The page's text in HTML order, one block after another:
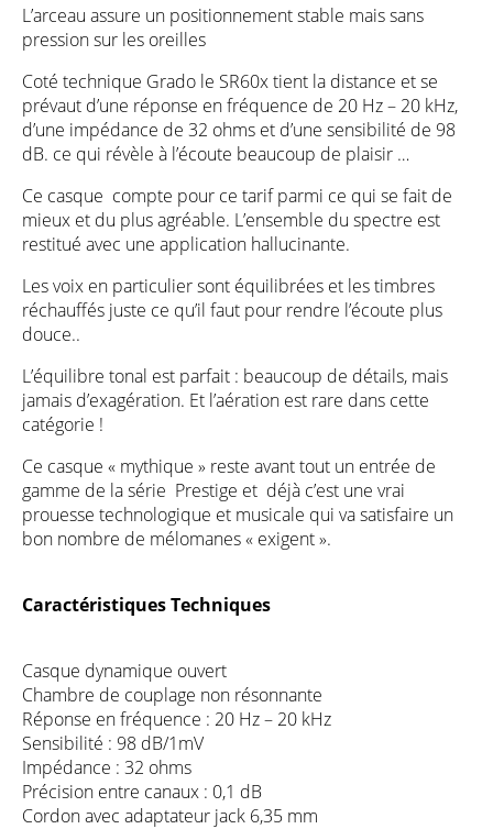
L’arceau assure un positionnement stable mais sans
pression sur les oreilles
Coté technique Grado le SR60x tient la distance et se
prévaut d’une réponse en fréquence de 20 Hz – 20 kHz,
d’une impédance de 32 ohms et d’une sensibilité de 98
dB. ce qui révèle à l’écoute beaucoup de plaisir …
Ce casque compte pour ce tarif parmi ce qui se fait de
mieux et du plus agréable. L’ensemble du spectre est
restitué avec une application hallucinante.
Les voix en particulier sont équilibrées et les timbres
réchauffés juste ce qu’il faut pour rendre l’écoute plus
douce..
L’équilibre tonal est parfait : beaucoup de détails, mais
jamais d’exagération. Et l’aération est rare dans cette
catégorie !
Ce casque « mythique » reste avant tout un entrée de
gamme de la série Prestige et déjà c’est une vrai
prouesse technologique et musicale qui va satisfaire un
bon nombre de mélomanes « exigent ».
Caractéristiques Techniques
Casque dynamique ouvert
Chambre de couplage non résonnante
Réponse en fréquence : 20 Hz – 20 kHz
Sensibilité : 98 dB/1mV
Impédance : 32 ohms
Précision entre canaux : 0,1 dB
Cordon avec adaptateur jack 6,35 mm